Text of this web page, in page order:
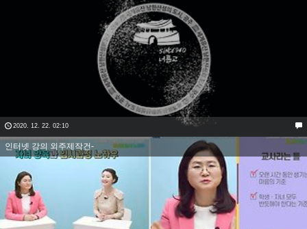
2020. 12. 22. 02:10
인터넷 강의 외주제작건-